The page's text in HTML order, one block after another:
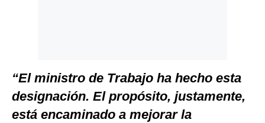
“El ministro de Trabajo ha hecho esta
designación. El propósito, justamente,
está encaminado a mejorar la